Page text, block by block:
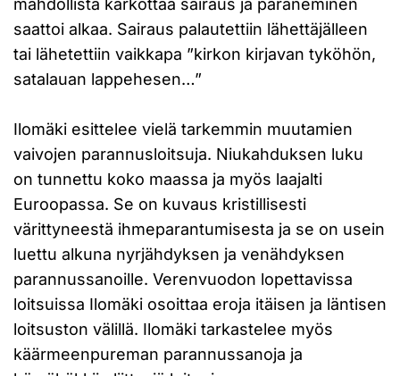
mahdollista karkottaa sairaus ja paraneminen
saattoi alkaa. Sairaus palautettiin lähettäjälleen
tai lähetettiin vaikkapa ”kirkon kirjavan tyköhön,
satalauan lappehesen…”
Ilomäki esittelee vielä tarkemmin muutamien
vaivojen parannusloitsuja. Niukahduksen luku
on tunnettu koko maassa ja myös laajalti
Euroopassa. Se on kuvaus kristillisesti
värittyneestä ihmeparantumisesta ja se on usein
luettu alkuna nyrjähdyksen ja venähdyksen
parannussanoille. Verenvuodon lopettavissa
loitsuissa Ilomäki osoittaa eroja itäisen ja läntisen
loitsuston välillä. Ilomäki tarkastelee myös
käärmeenpureman parannussanoja ja